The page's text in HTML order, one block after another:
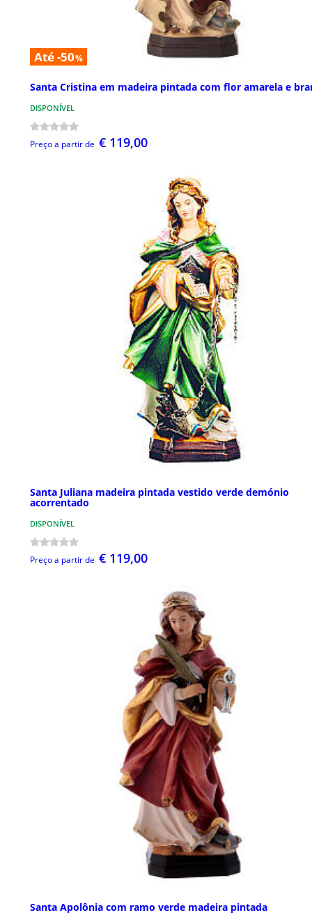
Até -50%
Santa Cristina em madeira pintada com flor amarela e
DISPONÍVEL
Preço a partir de € 119,00
Santa Juliana madeira pintada vestido verde demónio
acorrentado
DISPONÍVEL
Preço a partir de € 119,00
Santa Apolônia com ramo verde madeira pintada